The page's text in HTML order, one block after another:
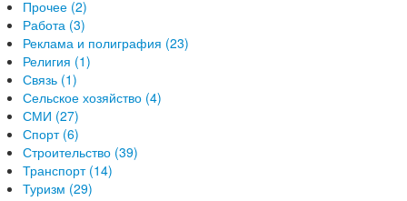
Прочее (2)
Работа (3)
Реклама и полиграфия (23)
Религия (1)
Связь (1)
Сельское хозяйство (4)
СМИ (27)
Спорт (6)
Строительство (39)
Транспорт (14)
Туризм (29)